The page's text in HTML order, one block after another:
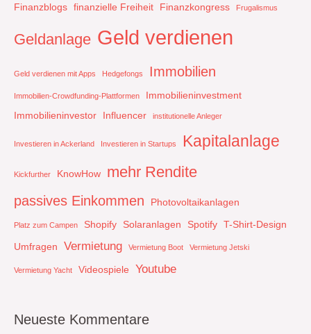
Finanzblogs finanzielle Freiheit Finanzkongress Frugalismus
Geldanlage Geld verdienen
Geld verdienen mit Apps Hedgefongs Immobilien
Immobilien-Crowdfunding-Plattformen
Immobilieninvestment
Immobilieninvestor
Influencer institutionelle Anleger
Investieren in Ackerland Investieren in Startups Kapitalanlage
Kickfurther KnowHow mehr Rendite
passives Einkommen Photovoltaikanlagen
Platz zum Campen Shopify Solaranlagen Spotify T-Shirt-Design
Umfragen
Vermietung Vermietung Boot Vermietung Jetski
Vermietung Yacht Videospiele Youtube
Neueste Kommentare